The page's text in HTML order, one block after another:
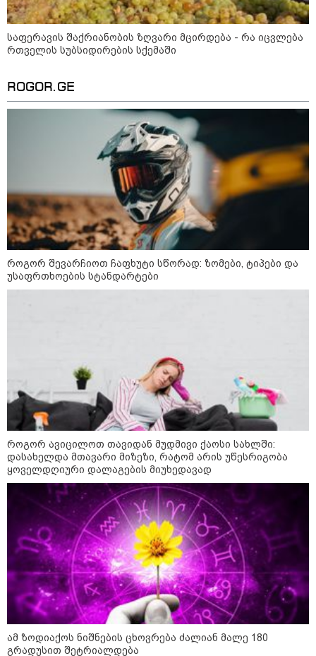
10
აგვისტო
დღის ზოგადი
ასტროლოგიური
პროგნოზი
ეს დღე მოითხოვს მეტ მოქნილობასა და დაკვირვებულობას.
ურთიერთობისთვის.
როგორ შევარჩიოთ ჩაფხუტი
სწორად: ზომები, ტიპები და
უსაფრთხოების სტანდარტები
როგორ ავიცილოთ თავიდან
მუდმივი ქაოსი სახლში:
დასახელდა მთავარი მიზეზი,
რატომ არის უწესრიგობა
ყოველდღიური დალაგების
მიუხედავად
ამ ზოდიაქოს ნიშნების ცხოვრება
შეტრიალდება
საფერავის შაქრიანობის ზღვარი მცირდება - რა იცვლება
რთველის სუბსიდირების სქემაში
ROGOR.GE
როგორ შევარჩიოთ ჩაფხუტი სწორად: ზომები, ტიპები და
უსაფრთხოების სტანდარტები
როგორ ავიცილოთ თავიდან მუდმივი ქაოსი სახლში:
დასახელდა მთავარი მიზეზი, რატომ არის უწესრიგობა
ყოველდღიური დალაგების მიუხედავად
ამ ზოდიაქოს ნიშნების ცხოვრება ძალიან მალე 180
გრადუსით შეტრიალდება